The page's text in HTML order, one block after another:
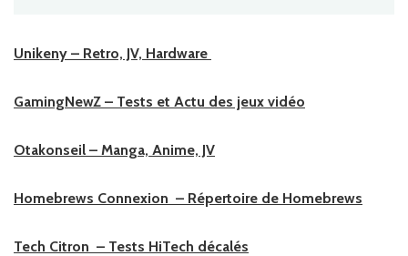
Unikeny – Retro, JV, Hardware
GamingNewZ – Tests et Actu des jeux vidéo
Otakonseil – Manga, Anime, JV
Homebrews Connexion – Répertoire de Homebrews
Tech Citron – Tests HiTech décalés